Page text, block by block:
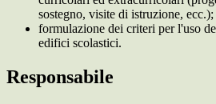
sostegno, visite di istruzione, ecc.);
formulazione dei criteri per l'uso
edifici scolastici.
Responsabile